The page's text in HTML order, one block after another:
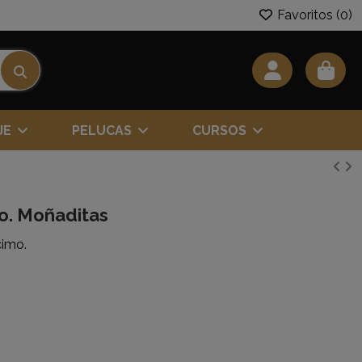
Favoritos (0)
PELUCAS CURSOS
Moñaditas